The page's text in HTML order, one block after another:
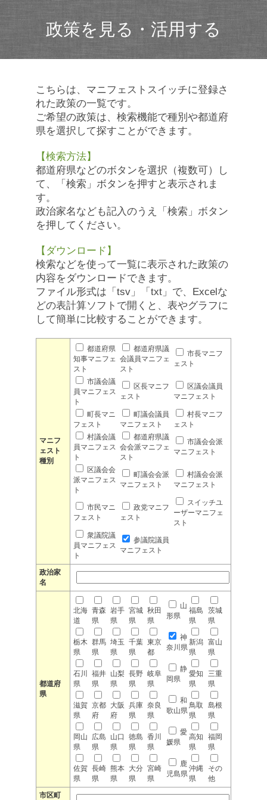
政策を見る・活用する
こちらは、マニフェストスイッチに登録さ
れた政策の一覧です。
ご希望の政策は、検索機能で種別や都道府
県を選択して探すことができます。
【検索方法】
都道府県などのボタンを選択（複数可）し
て、「検索」ボタンを押すと表示されま
す。
政治家名なども記入のうえ「検索」ボタン
を押してください。
【ダウンロード】
検索などを使って一覧に表示された政策の
内容をダウンロードできます。
ファイル形式は「tsv」「txt」で、Excelな
どの表計算ソフトで開くと、表やグラフに
して簡単に比較することができます。
マニフ
ェスト
種別
都道府県
知事マニフェ
スト
都道府県議
会議員マニフェ
スト
市長マニフ
ェスト
市議会議
員マニフェス
ト
区長マニフ
ェスト
区議会議員
マニフェスト
町長マニ
フェスト
町議会議員
マニフェスト
村長マニフ
ェスト
村議会議
員マニフェス
ト
都道府県議
会会派マニフェ
スト
市議会会派
マニフェスト
区議会会
派マニフェス
ト
町議会会派
マニフェスト
村議会会派
マニフェスト
市民マニ
フェスト
政党マニフ
ェスト
スイッチユ
ーザーマニフェ
スト
衆議院議
員マニフェス
ト
参議院議員
マニフェスト
政治家
名
都道府
県
北海
道
青森
県
岩手
県
宮城
県
秋田
県
山
形県
福島
県
茨城
県
栃木
県
群馬
県
埼玉
県
千葉
県
東京
都
神
奈川県
新潟
県
富山
県
石川
県
福井
県
山梨
県
長野
県
岐阜
県
静
岡県
愛知
県
三重
県
滋賀
県
京都
府
大阪
府
兵庫
県
奈良
県
和
歌山県
鳥取
県
島根
県
岡山
県
広島
県
山口
県
徳島
県
香川
県
愛
媛県
高知
県
福岡
県
佐賀
県
長崎
県
熊本
県
大分
県
宮崎
県
鹿
児島県
沖縄
県
その
他
市区町